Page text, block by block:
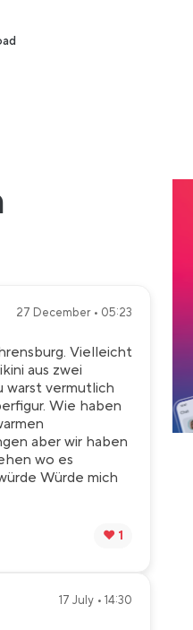
27 December • 05:23
Vielleicht
aus zwei
warst vermutlich
Wie haben
aber wir haben
wo es
Würde mich
❤️ 1
17 July • 14:30